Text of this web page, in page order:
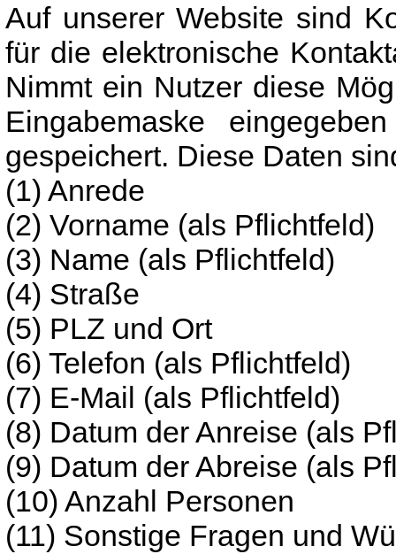
Auf unserer Website sind
für die elektronische
Nimmt ein Nutzer diese
Eingabemaske
gespeichert. Diese Daten
(1) Anrede
(2) Vorname (als Pflichtfeld)
(3) Name (als Pflichtfeld)
(4) Straße
(5) PLZ und Ort
(6) Telefon (als Pflichtfeld)
(7) E-Mail (als Pflichtfeld)
(8) Datum der Anreise (als
(9) Datum der Abreise (als
(10) Anzahl Personen
(11) Sonstige Fragen und